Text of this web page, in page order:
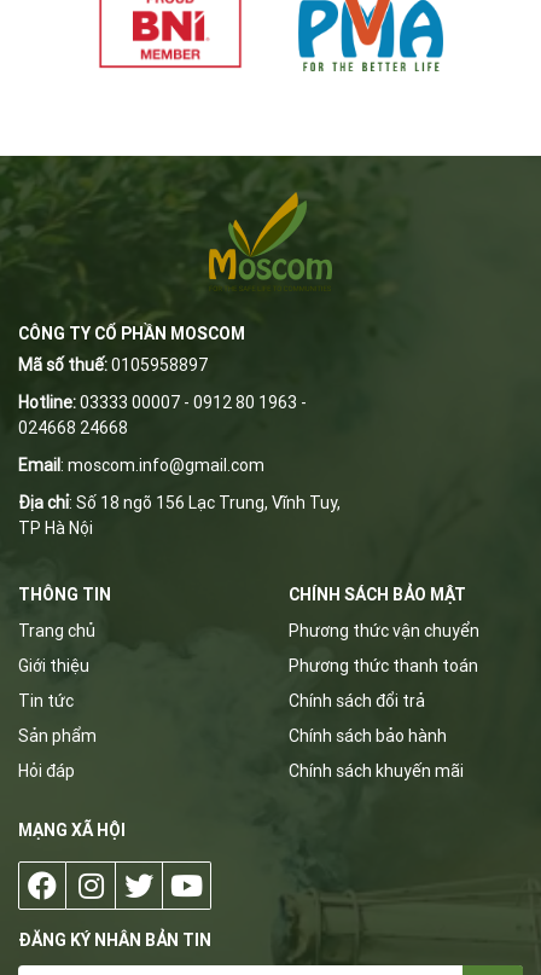
CÔNG TY CỔ PHẦN MOSCOM
Mã số thuế:0105958897
Hotline:03333 00007 - 0912 80 1963 -
024668 24668
Email: moscom.info@gmail.com
Địa chỉ: Số 18 ngõ 156 Lạc Trung, Vĩnh Tuy,
TP Hà Nội
THÔNG TIN
Trang chủ
Giới thiệu
Tin tức
Sản phẩm
Hỏi đáp
CHÍNH SÁCH BẢO MẬT
Phương thức vận chuyển
Phương thức thanh toán
Chính sách đổi trả
Chính sách bảo hành
Chính sách khuyến mãi
MẠNG XÃ HỘI
ĐĂNG KÝ NHÂN BẢN TIN